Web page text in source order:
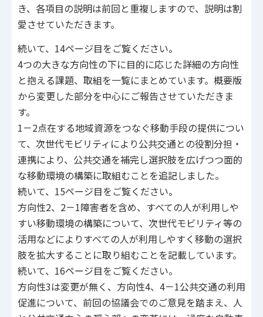
き、各項目の説明は前回と重複しますので、説明は割
愛させていただきます。
続いて、14ページ目をご覧ください。
4つの大きな方向性の下に目的に応じた詳細の方向性
と抱える課題、取組を一覧にまとめています。概要版
から変更した部分を中心にご報告させていただきま
す。
1－2点在する地域資源をつなぐ移動手段の提供につい
て、次世代モビリティにより公共交通との役割分担・
連携により、公共交通を補完し選択肢を広げつつ面的
な移動環境の構築に取組むことを追記しました。
続いて、15ページ目をご覧ください。
方向性2、2－1障害者を含め、すべての人が利用しや
すい移動環境の構築について、次世代モビリティ等の
活用などによりすべての人が利用しやすく移動の選択
肢を拡大することに取り組むことを記載しています。
続いて、16ページ目をご覧ください。
方向性3は変更が無く、方向性4、4－1公共交通の利用
促進について、前回の協議会でのご意見を踏まえ、人